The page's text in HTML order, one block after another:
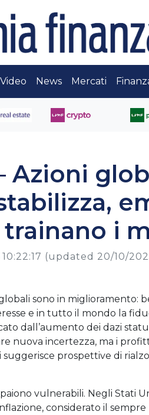
Video News Mercati
Azioni
i
(updated 20/10/
sono in miglioramento:
e in tutto il mondo la
dall’aumento dei dazi
nuova incertezza, ma i
prospettive di
vulnerabili. Negli Stati
considerato il